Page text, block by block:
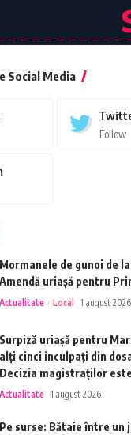
Social Media
Follow
Mormanele de gunoi de
Amendă uriașă pentru
Actualitate Local 1 august 2026
Surpiză uriașă pentru
alți cinci inculpați din
Decizia magistraților
Actualitate 1 august 2026
Pe surse: Bătaie între un